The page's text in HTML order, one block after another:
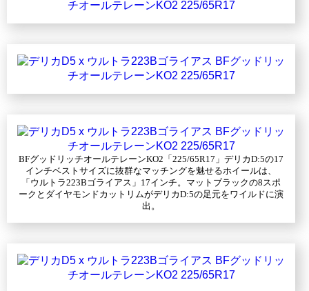
BFグッドリッチオールテレーンKO2「225/65R17」デリカD:5の17
インチベストサイズに抜群なマッチングを魅せるホイールは、
「ウルトラ223Bゴライアス」17インチ。マットブラックの8スポ
ークとダイヤモンドカットリムがデリカD:5の足元をワイルドに演
出。